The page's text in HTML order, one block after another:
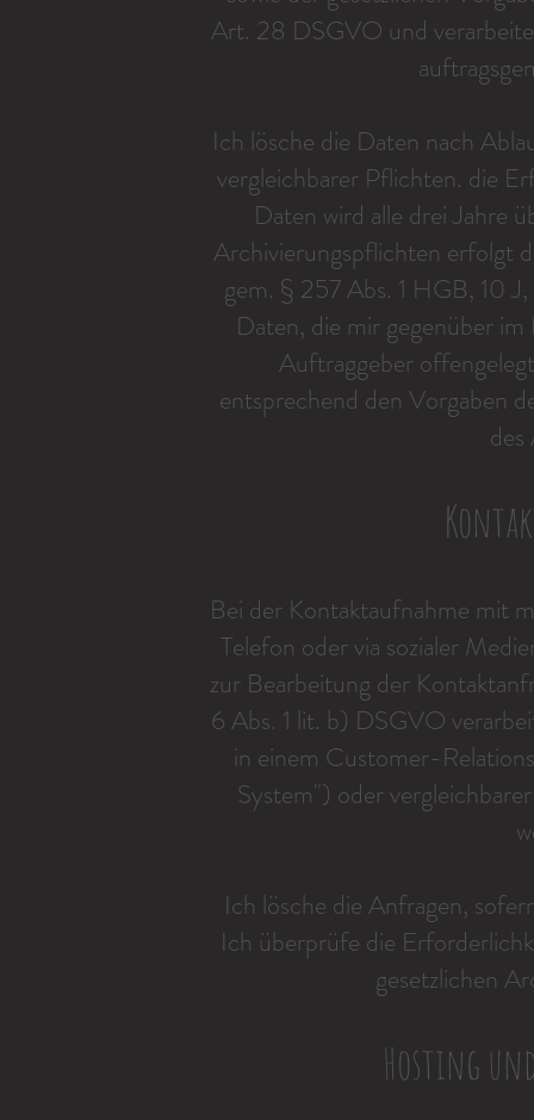
Art. 28 DSGVO und
Ich lösche die Daten nach
vergleichbarer Pflichten. die
Daten wird alle drei Jahre
Archivierungspflichten erfolgt
gem. § 257 Abs. 1 HGB, 10
Daten, die mir gegenüber
Auftraggeber
entsprechend den Vorgaben
Bei der Kontaktaufnahme mit
Telefon oder via sozialer
zur Bearbeitung der
6 Abs. 1 lit. b) DSGVO
in einem Customer-
System") oder
Ich lösche die Anfragen,
Ich überprüfe die
gesetzlichen
Hosting